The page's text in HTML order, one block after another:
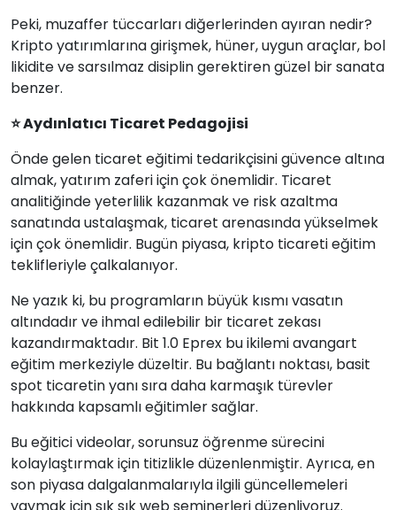
Peki, muzaffer tüccarları diğerlerinden ayıran nedir?
Kripto yatırımlarına girişmek, hüner, uygun araçlar, bol
likidite ve sarsılmaz disiplin gerektiren güzel bir sanata
benzer.
⭐ Aydınlatıcı Ticaret Pedagojisi
Önde gelen ticaret eğitimi tedarikçisini güvence altına
almak, yatırım zaferi için çok önemlidir. Ticaret
analitiğinde yeterlilik kazanmak ve risk azaltma
sanatında ustalaşmak, ticaret arenasında yükselmek
için çok önemlidir. Bugün piyasa, kripto ticareti eğitim
teklifleriyle çalkalanıyor.
Ne yazık ki, bu programların büyük kısmı vasatın
altındadır ve ihmal edilebilir bir ticaret zekası
kazandırmaktadır. Bit 1.0 Eprex bu ikilemi avangart
eğitim merkeziyle düzeltir. Bu bağlantı noktası, basit
spot ticaretin yanı sıra daha karmaşık türevler
hakkında kapsamlı eğitimler sağlar.
Bu eğitici videolar, sorunsuz öğrenme sürecini
kolaylaştırmak için titizlikle düzenlenmiştir. Ayrıca, en
son piyasa dalgalanmalarıyla ilgili güncellemeleri